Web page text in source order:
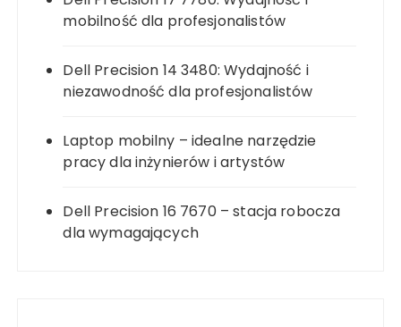
mobilność dla profesjonalistów
Dell Precision 14 3480: Wydajność i
niezawodność dla profesjonalistów
Laptop mobilny – idealne narzędzie
pracy dla inżynierów i artystów
Dell Precision 16 7670 – stacja robocza
dla wymagających